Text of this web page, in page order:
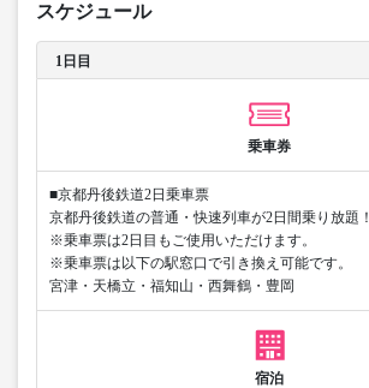
スケジュール
1日目
乗車券
■京都丹後鉄道2日乗車票
京都丹後鉄道の普通・快速列車が2日間乗り放題！
※乗車票は2日目もご使用いただけます。
※乗車票は以下の駅窓口で引き換え可能です。
宮津・天橋立・福知山・西舞鶴・豊岡
宿泊